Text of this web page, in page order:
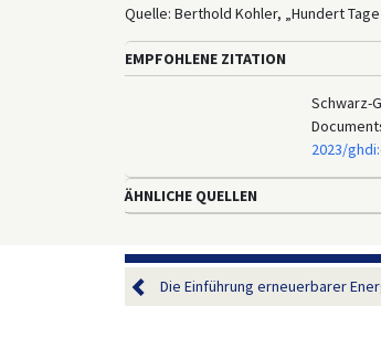
Quelle: Berthold Kohler, „Hundert
EMPFOHLENE ZITATION
Schwarz-
2023/
ÄHNLICHE QUELLEN
Die Einführung erneuerbarer